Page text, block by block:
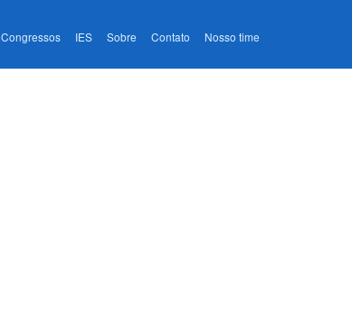
Congressos IES Sobre Contato Nosso time